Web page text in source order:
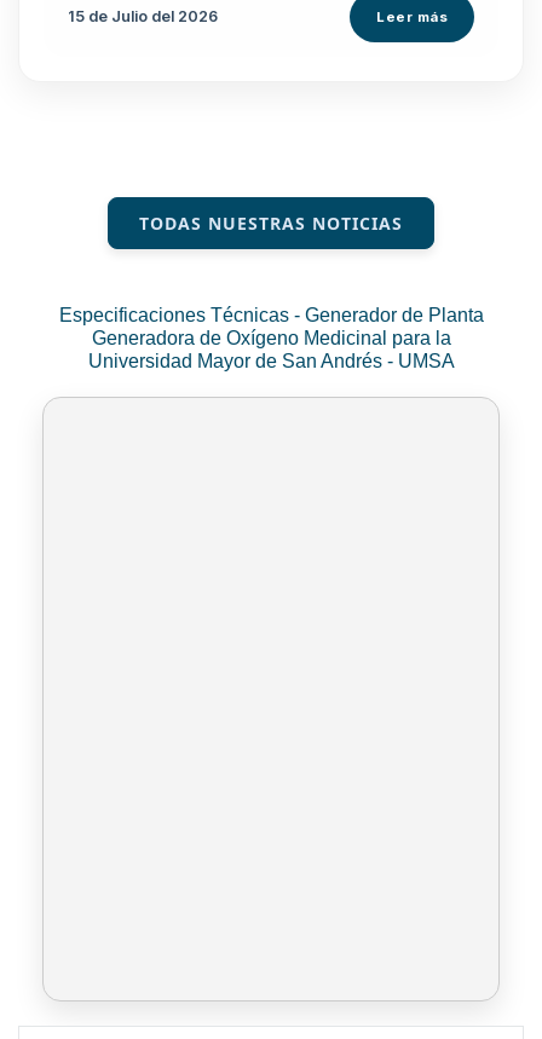
15 de Julio del 2026 Leer más
TODAS NUESTRAS NOTICIAS
Especificaciones Técnicas - Generador de Planta
Generadora de Oxígeno Medicinal para la
Universidad Mayor de San Andrés - UMSA